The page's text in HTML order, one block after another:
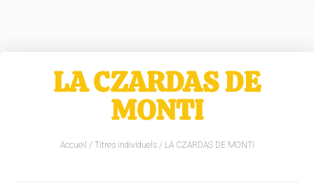
LA CZARDAS DE
MONTI
Accueil / Titres individuels/ LA CZARDAS DE MONTI